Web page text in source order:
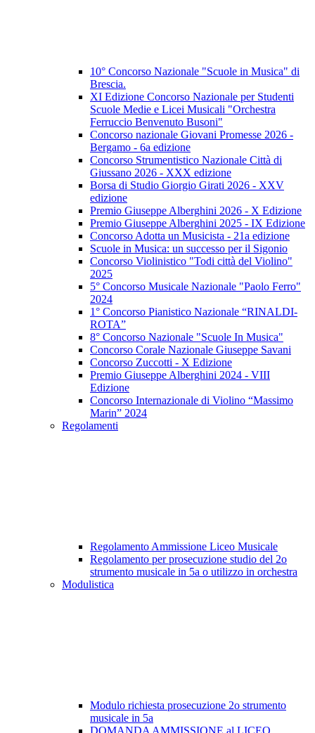
10° Concorso Nazionale "Scuole in Musica" di
Brescia.
XI Edizione Concorso Nazionale per Studenti
Scuole Medie e Licei Musicali "Orchestra
Ferruccio Benvenuto Busoni"
Concorso nazionale Giovani Promesse 2026 -
Bergamo - 6a edizione
Concorso Strumentistico Nazionale Città di
Giussano 2026 - XXX edizione
Borsa di Studio Giorgio Girati 2026 - XXV
edizione
Premio Giuseppe Alberghini 2026 - X Edizione
Premio Giuseppe Alberghini 2025 - IX Edizione
Concorso Adotta un Musicista - 21a edizione
Scuole in Musica: un successo per il Sigonio
Concorso Violinistico "Todi città del Violino"
2025
5° Concorso Musicale Nazionale "Paolo Ferro"
2024
1° Concorso Pianistico Nazionale “RINALDI-
ROTA”
8° Concorso Nazionale​​​​​​​​​​​​​​ "Scuole In Musica"
Concorso Corale Nazionale Giuseppe Savani
Concorso Zuccotti - X Edizione
Premio Giuseppe Alberghini 2024 - VIII
Edizione
Concorso Internazionale di Violino “Massimo
Marin” 2024
Regolamenti
Regolamento Ammissione Liceo Musicale
Regolamento per prosecuzione studio del 2o
strumento musicale in 5a o utilizzo in orchestra
Modulistica
Modulo richiesta prosecuzione 2o strumento
musicale in 5a